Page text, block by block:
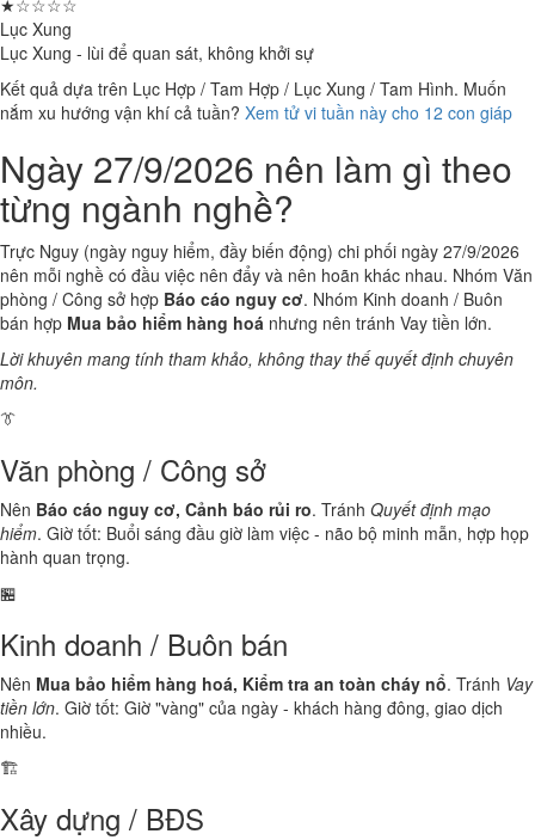
★☆☆☆☆
Lục Xung
Lục Xung - lùi để quan sát, không khởi sự
Kết quả dựa trên Lục Hợp / Tam Hợp / Lục Xung / Tam Hình. Muốn
nắm xu hướng vận khí cả tuần? Xem tử vi tuần này cho 12 con giáp
Ngày 27/9/2026 nên làm gì theo
từng ngành nghề?
Trực Nguy (ngày nguy hiểm, đầy biến động) chi phối ngày 27/9/2026
nên mỗi nghề có đầu việc nên đẩy và nên hoãn khác nhau. Nhóm Văn
phòng / Công sở hợp Báo cáo nguy cơ. Nhóm Kinh doanh / Buôn
bán hợp Mua bảo hiểm hàng hoá nhưng nên tránh Vay tiền lớn.
Lời khuyên mang tính tham khảo, không thay thế quyết định chuyên
môn.
👔
Văn phòng / Công sở
Nên Báo cáo nguy cơ, Cảnh báo rủi ro. Tránh Quyết định mạo
hiểm. Giờ tốt: Buổi sáng đầu giờ làm việc - não bộ minh mẫn, hợp họp
hành quan trọng.
🏪
Kinh doanh / Buôn bán
Nên Mua bảo hiểm hàng hoá, Kiểm tra an toàn cháy nổ. Tránh Vay
tiền lớn. Giờ tốt: Giờ "vàng" của ngày - khách hàng đông, giao dịch
nhiều.
🏗️
Xây dựng / BĐS